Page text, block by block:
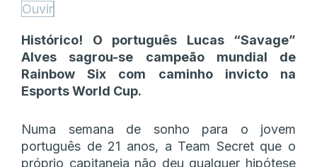
Ouvir
Histórico! O português Lucas “Savage”
Alves sagrou-se campeão mundial de
Rainbow Six com caminho invicto na
Esports World Cup.
Numa semana de sonho para o jovem
português de 21 anos, a Team Secret que o
próprio capitaneia não deu qualquer hipótese